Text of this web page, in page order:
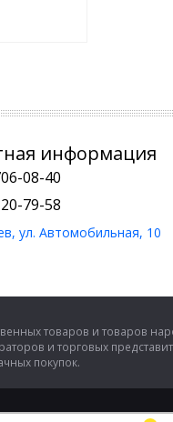
информация
08-40
79-58
ул. Автомобильная, 10
товаров и товаров
и торговых
покупок.